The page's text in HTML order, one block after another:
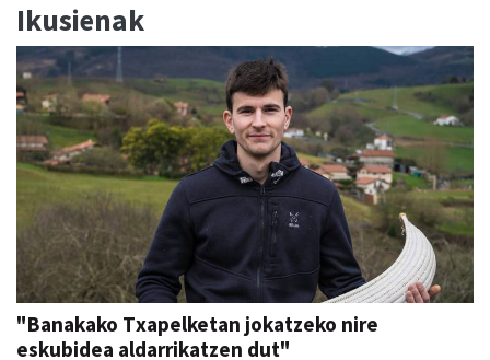
Ikusienak
"Banakako Txapelketan jokatzeko nire
eskubidea aldarrikatzen dut"